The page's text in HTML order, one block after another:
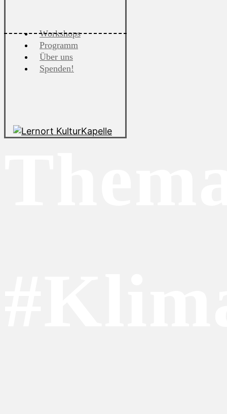
Workshops
Programm
Über uns
Spenden!